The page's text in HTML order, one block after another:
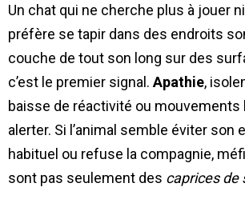
Un chat qui ne cherche plus à jouer
préfère se tapir dans des endroits
couche de tout son long sur des
c’est le premier signal.Apathie,
baisse de réactivité ou
alerter. Si l’animal semble éviter son
habituel ou refuse la compagnie,
sont pas seulement des caprices de